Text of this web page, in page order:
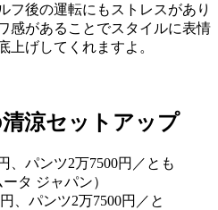
フ後の運転にもストレスがあり
感があることでスタイルに表情
上げしてくれますよ。
涼セットアップ
、パンツ2万7500円／と